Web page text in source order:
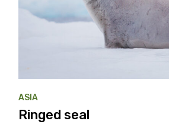
ASIA
Ringed seal